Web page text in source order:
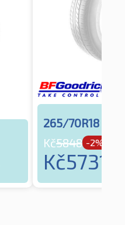
265/70R18 116T
Kč5848 -2%
Kč5731